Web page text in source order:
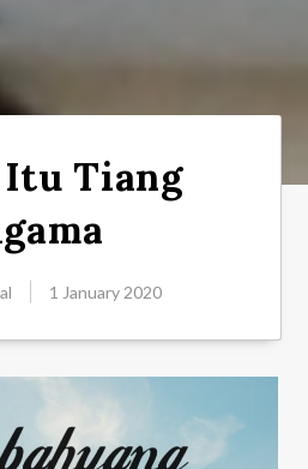
Tiang
1 January 2020